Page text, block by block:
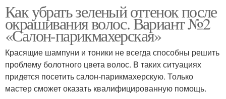
Как убрать зеленый оттенок после
окрашивания волос. Вариант №2
«Салон-парикмахерская»
Красящие шампуни и тоники не всегда способны решить
проблему болотного цвета волос. В таких ситуациях
придется посетить салон-парикмахерскую. Только
мастер сможет оказать квалифицированную помощь.